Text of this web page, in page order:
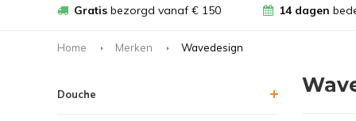
Gratis bezorgd vanaf € 150 14 dagen
Home Merken Wavedesign
Douche